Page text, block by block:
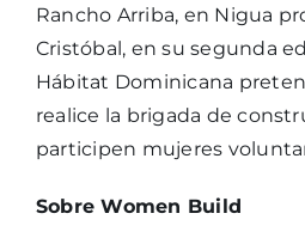
Rancho Arriba, en Nigua
Cristóbal, en su segunda
Hábitat Dominicana
realice la brigada de
participen mujeres
Sobre Women Build